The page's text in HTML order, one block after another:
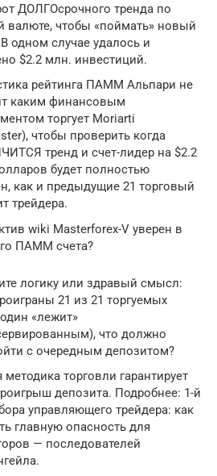
ДОЛГОсрочного тренда по
валюте, чтобы «поймать» новый
одном случае удалось и
$2.2 млн. инвестиций.
рейтинга ПАММ Альпари не
каким финансовым
торгует Moriarti
чтобы проверить когда
тренд и счет-лидер на $2.2
будет полностью
как и предыдущие 21 торговый
трейдера.
wiki Masterforex-V уверен в
ПАММ счета?
логику или здравый смысл:
21 из 21 торгуемых
«лежит»
что должно
с очередным депозитом?
методика торговли гарантирует
депозита. Подробнее: 1-й
управляющего трейдера: как
главную опасность для
— последователей